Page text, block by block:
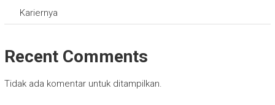
Kariernya
Recent Comments
Tidak ada komentar untuk ditampilkan.